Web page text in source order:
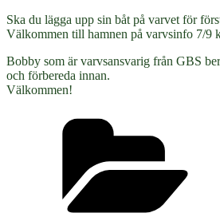
Ska du lägga upp sin båt på varvet för
Välkommen till hamnen på varvsinfo 7/9
Bobby som är varvsansvarig från GBS
och förbereda innan.
Välkommen!